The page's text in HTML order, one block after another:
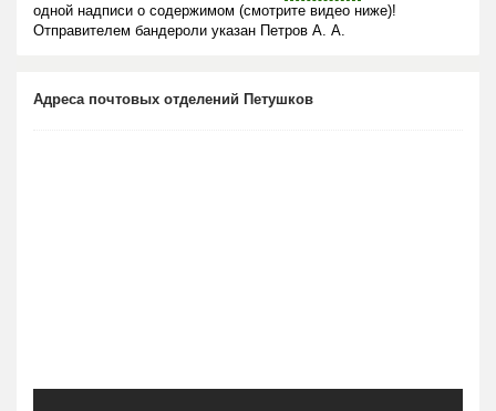
одной надписи о содержимом (смотрите видео ниже)!
Отправителем бандероли указан Петров А. А.
Адреса почтовых отделений Петушков